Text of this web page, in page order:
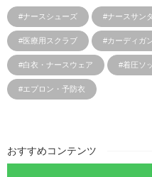
#ナースシューズ #ナースサン
#医療用スクラブ #カーディガ
#白衣・ナースウェア #着圧ソ
#エプロン・予防衣
おすすめコンテンツ